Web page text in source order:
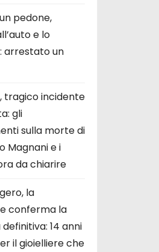
pedone,
e lo
arrestato un
tragico incidente
gli
sulla morte di
Magnani e i
da chiarire
la
conferma la
14 anni
il gioielliere che